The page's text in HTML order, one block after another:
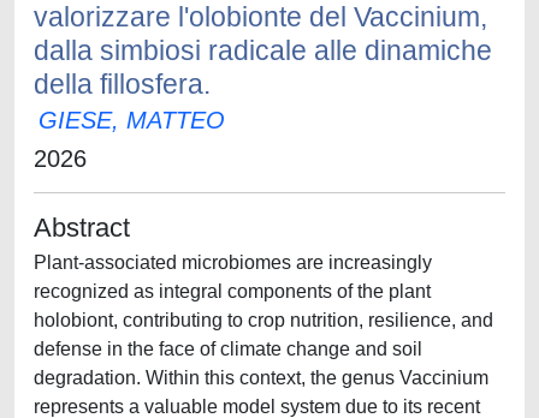
valorizzare l'olobionte del Vaccinium,
dalla simbiosi radicale alle dinamiche
della fillosfera.
GIESE, MATTEO
2026
Abstract
Plant-associated microbiomes are increasingly
recognized as integral components of the plant
holobiont, contributing to crop nutrition, resilience, and
defense in the face of climate change and soil
degradation. Within this context, the genus Vaccinium
represents a valuable model system due to its recent